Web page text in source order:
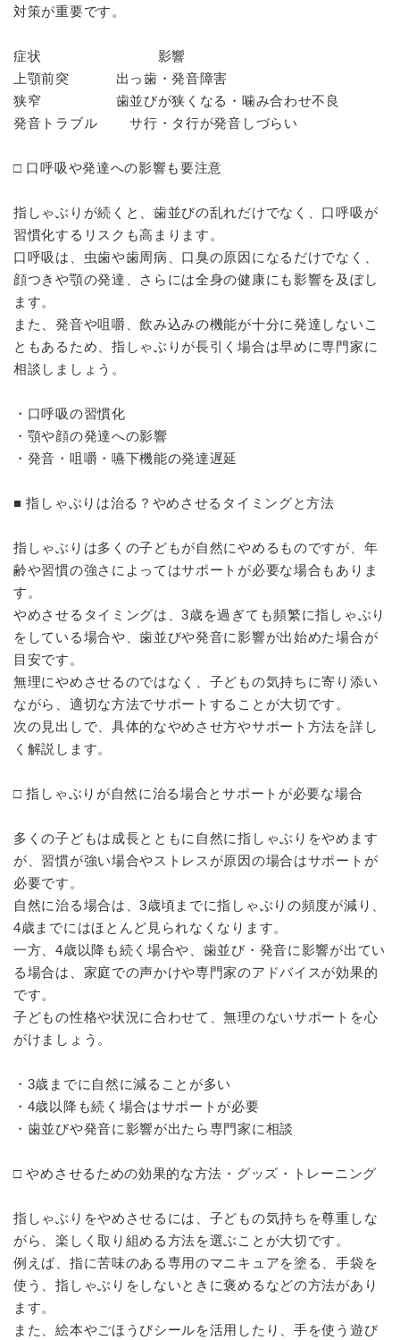
対策が重要です。
症状 影響
上顎前突 出っ歯・発音障害
狭窄 歯並びが狭くなる・噛み合わせ不良
発音トラブル サ行・タ行が発音しづらい
□ 口呼吸や発達への影響も要注意
指しゃぶりが続くと、歯並びの乱れだけでなく、口呼吸が
習慣化するリスクも高まります。
口呼吸は、虫歯や歯周病、口臭の原因になるだけでなく、
顔つきや顎の発達、さらには全身の健康にも影響を及ぼし
ます。
また、発音や咀嚼、飲み込みの機能が十分に発達しないこ
ともあるため、指しゃぶりが長引く場合は早めに専門家に
相談しましょう。
・口呼吸の習慣化
・顎や顔の発達への影響
・発音・咀嚼・嚥下機能の発達遅延
■ 指しゃぶりは治る？やめさせるタイミングと方法
指しゃぶりは多くの子どもが自然にやめるものですが、年
齢や習慣の強さによってはサポートが必要な場合もありま
す。
やめさせるタイミングは、3歳を過ぎても頻繁に指しゃぶり
をしている場合や、歯並びや発音に影響が出始めた場合が
目安です。
無理にやめさせるのではなく、子どもの気持ちに寄り添い
ながら、適切な方法でサポートすることが大切です。
次の見出しで、具体的なやめさせ方やサポート方法を詳し
く解説します。
□ 指しゃぶりが自然に治る場合とサポートが必要な場合
多くの子どもは成長とともに自然に指しゃぶりをやめます
が、習慣が強い場合やストレスが原因の場合はサポートが
必要です。
自然に治る場合は、3歳頃までに指しゃぶりの頻度が減り、
4歳までにはほとんど見られなくなります。
一方、4歳以降も続く場合や、歯並び・発音に影響が出てい
る場合は、家庭での声かけや専門家のアドバイスが効果的
です。
子どもの性格や状況に合わせて、無理のないサポートを心
がけましょう。
・3歳までに自然に減ることが多い
・4歳以降も続く場合はサポートが必要
・歯並びや発音に影響が出たら専門家に相談
□ やめさせるための効果的な方法・グッズ・トレーニング
指しゃぶりをやめさせるには、子どもの気持ちを尊重しな
がら、楽しく取り組める方法を選ぶことが大切です。
例えば、指に苦味のある専用のマニキュアを塗る、手袋を
使う、指しゃぶりをしないときに褒めるなどの方法があり
ます。
また、絵本やごほうびシールを活用したり、手を使う遊び